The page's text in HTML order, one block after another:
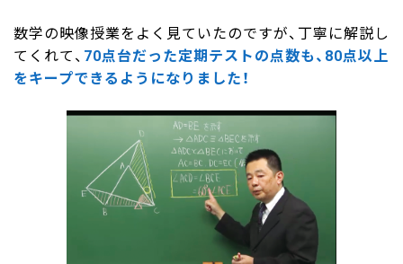
数学の映像授業をよく見ていたのですが、丁寧に解説し
てくれて、 70点台だった定期テストの点数も、80点以上
をキープできるようになりました！